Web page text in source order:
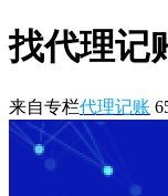
找代理记
来自专栏代理记账